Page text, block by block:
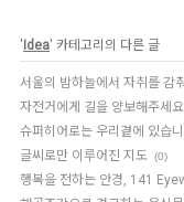
' Idea' 카테고리의 다른 글
서울의 밤하늘에서 자취를 감
자전거에게 길을 양보해주세
슈퍼히어로는 우리곁에 있습
글씨로만 이루어진 지도 (0)
행복을 전하는 안경, 141